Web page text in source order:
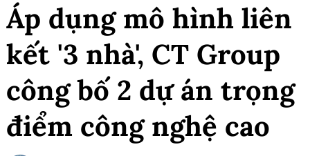
Áp dụng mô hình liên
kết '3 nhà', CT Group
công bố 2 dự án trọng
điểm công nghệ cao